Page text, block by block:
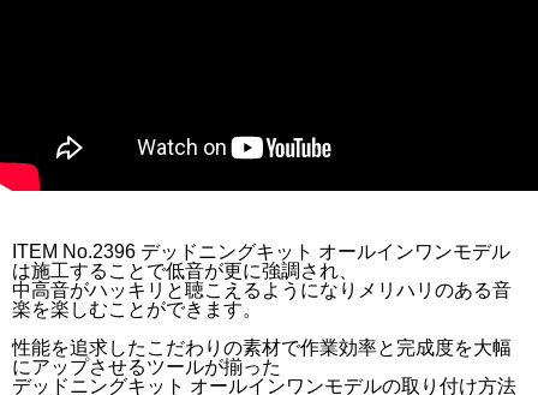
ITEM No.2396 デッドニングキット オールインワンモデル
は施工することで低音が更に強調され、
中高音がハッキリと聴こえるようになりメリハリのある音
楽を楽しむことができます。
性能を追求したこだわりの素材で作業効率と完成度を大幅
にアップさせるツールが揃った
デッドニングキット オールインワンモデルの取り付け方法